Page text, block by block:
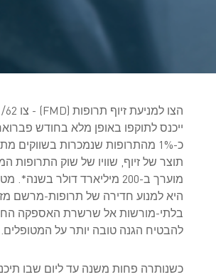
כ-1% מהתרופות שנמכרות בשווקים
תוצר של זיוף, שוויו של שוק התרופות
מוערך ב-200 מיליארד דולר
היא למנוע חדירה של תרופות-מרשם
בלתי-מורשות אל שרשרת האספקה
להבטיח הגנה טובה יותר על המטופלים.
כשנותרה פחות משנה עד ליום שבו